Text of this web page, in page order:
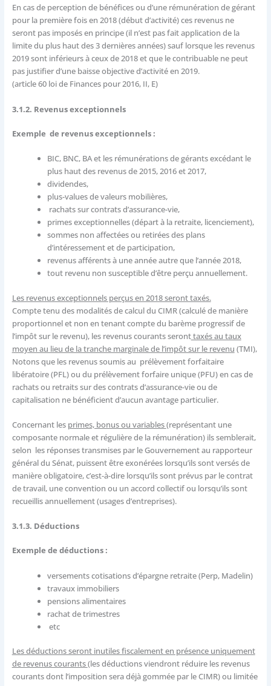
En cas de perception de bénéfices ou d’une rémunération de gérant
pour la première fois en 2018 (début d’activité) ces revenus ne
seront pas imposés en principe (il n’est pas fait application de la
limite du plus haut des 3 dernières années) sauf lorsque les revenus
2019 sont inférieurs à ceux de 2018 et que le contribuable ne peut
pas justifier d’une baisse objective d’activité en 2019.
(article 60 loi de Finances pour 2016, II, E)
3.1.2. Revenus exceptionnels
Exemple de revenus exceptionnels :
BIC, BNC, BA et les rémunérations de gérants excédant le
plus haut des revenus de 2015, 2016 et 2017,
dividendes,
plus-values de valeurs mobilières,
rachats sur contrats d’assurance-vie,
primes exceptionnelles (départ à la retraite, licenciement),
sommes non affectées ou retirées des plans
d’intéressement et de participation,
revenus afférents à une année autre que l’année 2018,
tout revenu non susceptible d’être perçu annuellement.
Les revenus exceptionnels perçus en 2018 seront taxés.
Compte tenu des modalités de calcul du CIMR (calculé de manière
proportionnel et non en tenant compte du barème progressif de
l’impôt sur le revenu), les revenus courants seronttaxés au taux
moyen au lieu de la tranche marginale de l’impôt sur le revenu (TMI),
Notons que les revenus soumis au prélèvement forfaitaire
libératoire (PFL) ou du prélèvement forfaire unique (PFU) en cas de
rachats ou retraits sur des contrats d’assurance-vie ou de
capitalisation ne bénéficient d’aucun avantage particulier.
Concernant les primes, bonus ou variables(représentant une
composante normale et régulière de la rémunération) ils semblerait,
selon les réponses transmises par le Gouvernement au rapporteur
général du Sénat, puissent être exonérées lorsqu’ils sont versés de
manière obligatoire, c’est-à-dire lorsqu’ils sont prévus par le contrat
de travail, une convention ou un accord collectif ou lorsqu’ils sont
recueillis annuellement (usages d’entreprises).
3.1.3. Déductions
Exemple de déductions :
versements cotisations d’épargne retraite (Perp, Madelin)
travaux immobiliers
pensions alimentaires
rachat de trimestres
etc
Les déductions seront inutiles fiscalement en présence uniquement
de revenus courants(les déductions viendront réduire les revenus
courants dont l’imposition sera déjà gommée par le CIMR) ou limitée